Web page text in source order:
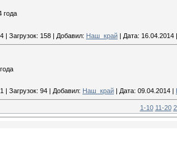
года
| Загрузок: 158 | Добавил: Наш_край | Дата: 16.04.2014
| Загрузок: 94 | Добавил: Наш_край | Дата: 09.04.2014 |
1-10 11-20